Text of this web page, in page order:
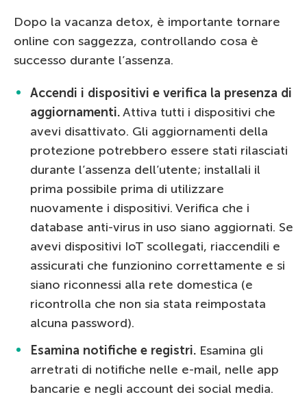
Dopo la vacanza detox, è importante tornare
online con saggezza, controllando cosa è
successo durante l’assenza.
Accendi i dispositivi e verifica la presenza di
aggiornamenti.Attiva tutti i dispositivi che
avevi disattivato. Gli aggiornamenti della
protezione potrebbero essere stati rilasciati
durante l’assenza dell’utente; installali il
prima possibile prima di utilizzare
nuovamente i dispositivi. Verifica che i
database anti-virus in uso siano aggiornati. Se
avevi dispositivi IoT scollegati, riaccendili e
assicurati che funzionino correttamente e si
siano riconnessi alla rete domestica (e
ricontrolla che non sia stata reimpostata
alcuna password).
Esamina notifiche e registri. Esamina gli
arretrati di notifiche nelle e-mail, nelle app
bancarie e negli account dei social media.